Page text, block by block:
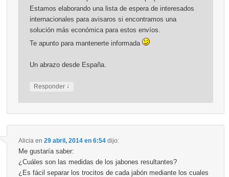
Estamos elaborando una lista de espera de interesados
internacionales para avisaros si encontramos una
solución más económica para estos envíos.
Te apunto para mantenerte informada
Un abrazo desde España.
Responder ↓
Aliciaen 29 abril, 2014 en 6:54 dijo:
Me gustaría saber:
¿Cuáles son las medidas de los jabones resultantes?
¿Es fácil separar los trocitos de cada jabón mediante los cuales